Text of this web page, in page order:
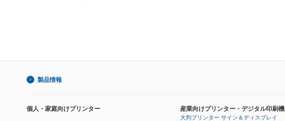
製品情報
個人・家庭向けプリンター 産業向けプリンター・デジタル印刷機
大判プリンター サイン＆ディスプレイ